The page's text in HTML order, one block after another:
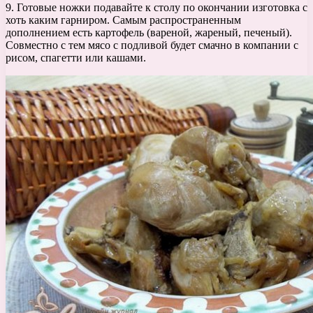
9. Готовые ножки подавайте к столу по окончании изготовка с
хоть каким гарниром. Самым распространенным
дополнением есть картофель (вареной, жареный, печеный).
Совместно с тем мясо с подливой будет смачно в компании с
рисом, спагетти или кашами.